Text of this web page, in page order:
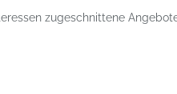
zugeschnittene